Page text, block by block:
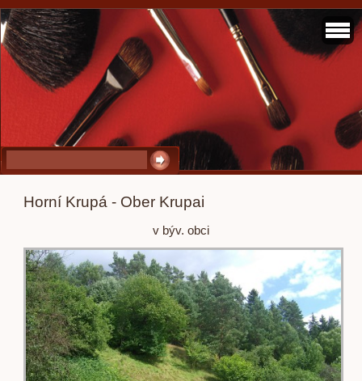
Horní Krupá - Ober Krupai
v býv. obci